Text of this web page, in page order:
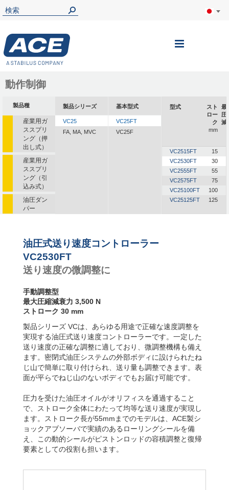
ナ
動作制御
製品種
産業用ガ
ススプリ
ング（押
出し式）
産業用ガ
ススプリ
ング（引
込み式）
油圧ダン
パー
ントロー
ラー
製品シリーズ
VC25
FA, MA, MVC
基本型式
VC25FT
VC25F
型式
スト
ロー
ク
mm
最
圧
減
VC2515FT 15
VC2530FT
30
VC2555FT
55
VC2575FT
75
VC25100FT
100
VC25125FT
125
油圧式送り速度コントローラー
VC2530FT
送り速度の微調整に
手動調整型
最大圧縮減衰力 3,500 N
ストローク 30 mm
製品シリーズ VCは、あらゆる用途で正確な速度調整を
実現する油圧式送り速度コントローラーです。一定した
送り速度の正確な調整に適しており、微調整機構も備え
ます。密閉式油圧システムの外部ボディに設けられたね
じ山で簡単に取り付けられ、送り量も調整できます。表
面が平らでねじ山のないボディでもお届け可能です。
圧力を受けた油圧オイルがオリフィスを通過すること
で、ストローク全体にわたって均等な送り速度が実現し
ます。ストローク長が55mmまでのモデルは、ACE製シ
ョックアブソーバで実績のあるローリングシールを備
え、この動的シールがピストンロッドの容積調整と復帰
要素としての役割も担います。